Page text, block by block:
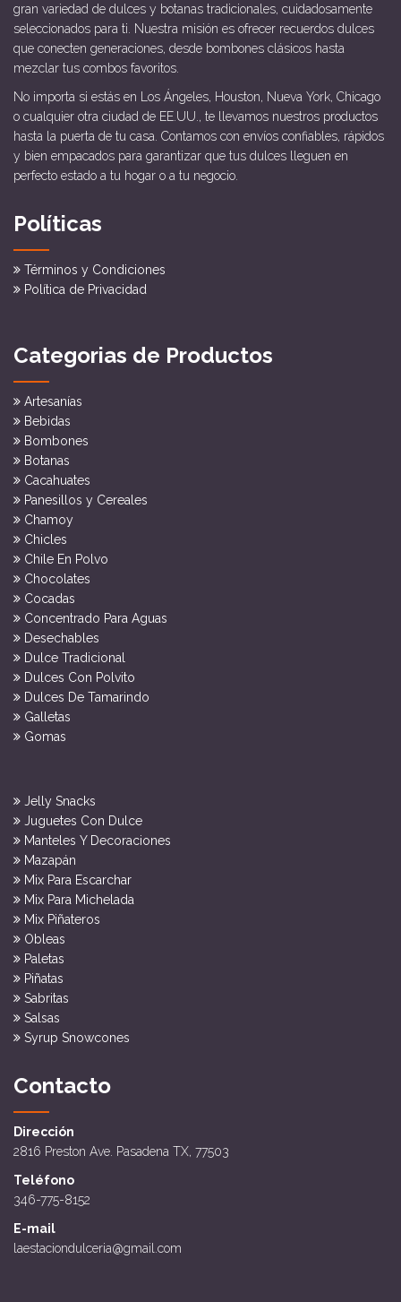
gran variedad de dulces y botanas tradicionales, cuidadosamente
seleccionados para ti. Nuestra misión es ofrecer recuerdos dulces
que conecten generaciones, desde bombones clásicos hasta
mezclar tus combos favoritos.
No importa si estás en Los Ángeles, Houston, Nueva York, Chicago
o cualquier otra ciudad de EE.UU., te llevamos nuestros productos
hasta la puerta de tu casa. Contamos con envíos confiables, rápidos
y bien empacados para garantizar que tus dulces lleguen en
perfecto estado a tu hogar o a tu negocio.
Políticas
Términos y Condiciones
Política de Privacidad
Categorias de Productos
Artesanías
Bebidas
Bombones
Botanas
Cacahuates
Panesillos y Cereales
Chamoy
Chicles
Chile En Polvo
Chocolates
Cocadas
Concentrado Para Aguas
Desechables
Dulce Tradicional
Dulces Con Polvito
Dulces De Tamarindo
Galletas
Gomas
Jelly Snacks
Juguetes Con Dulce
Manteles Y Decoraciones
Mazapán
Mix Para Escarchar
Mix Para Michelada
Mix Piñateros
Obleas
Paletas
Piñatas
Sabritas
Salsas
Syrup Snowcones
Contacto
Dirección
2816 Preston Ave. Pasadena TX, 77503
Teléfono
346-775-8152
E-mail
laestaciondulceria@gmail.com